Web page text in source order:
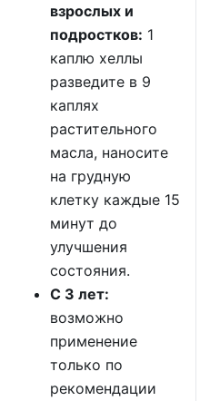
взрослых и
подростков: 1
каплю хеллы
разведите в 9
каплях
растительного
масла, наносите
на грудную
клетку каждые 15
минут до
улучшения
состояния.
С 3 лет:
возможно
применение
только по
рекомендации